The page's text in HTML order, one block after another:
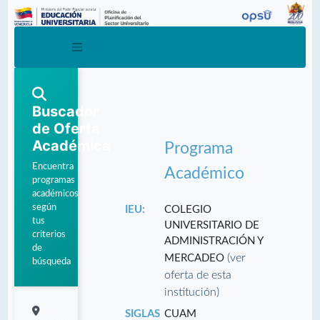
Buscador
de Oferta
Académica
Encuentra
programas
académicos
según
tus
criterios
de
búsqueda
Programa
Académico
IEU:
COLEGIO
UNIVERSITARIO DE
ADMINISTRACIÓN Y
MERCADEO(ver
oferta de esta
institución)
SIGLAS CUAM